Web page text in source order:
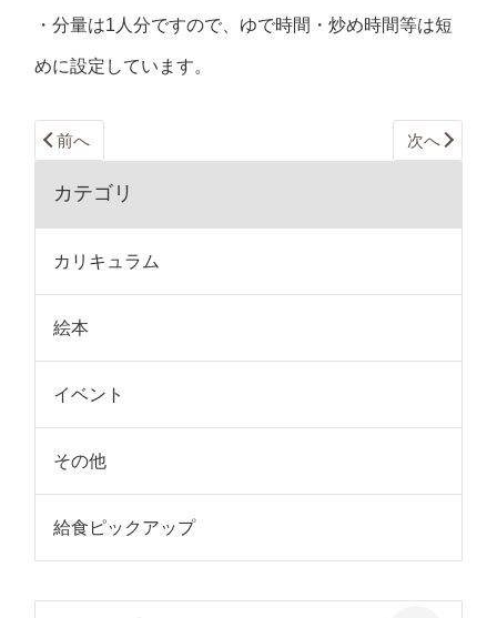
・分量は1人分ですので、ゆで時間・炒め時間等は短
めに設定しています。
前へ 次へ
カテゴリ
カリキュラム
絵本
イベント
その他
給食ピックアップ